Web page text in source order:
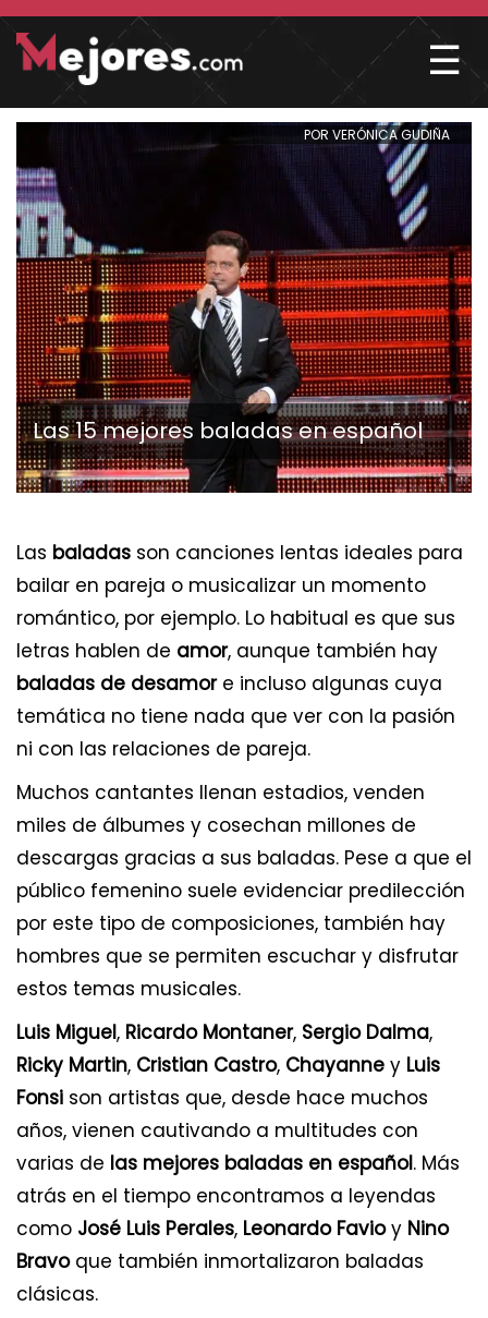
☰
POR VERÓNICA GUDIÑA
Las 15 mejores baladas en español
Las baladas son canciones lentas ideales para
bailar en pareja o musicalizar un momento
romántico, por ejemplo. Lo habitual es que sus
letras hablen de amor, aunque también hay
baladas de desamore incluso algunas cuya
temática no tiene nada que ver con la pasión
ni con las relaciones de pareja.
Muchos cantantes llenan estadios, venden
miles de álbumes y cosechan millones de
descargas gracias a sus baladas. Pese a que el
público femenino suele evidenciar predilección
por este tipo de composiciones, también hay
hombres que se permiten escuchar y disfrutar
estos temas musicales.
Luis Miguel, Ricardo Montaner, Sergio Dalma,
Ricky Martin, Cristian Castro, Chayanne y Luis
Fonsi son artistas que, desde hace muchos
años, vienen cautivando a multitudes con
varias de las mejores baladas en español. Más
atrás en el tiempo encontramos a leyendas
como José Luis Perales, Leonardo Favioy Nino
Bravoque también inmortalizaron baladas
clásicas.